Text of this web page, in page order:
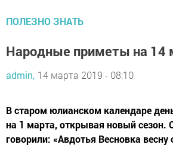
ПОЛЕЗНО ЗНАТЬ
Народные приметы на 14
admin, 14 марта 2019 - 08:10
В старом юлианском календаре
на 1 марта, открывая новый сезон.
говорили: «Авдотья Весновка весну